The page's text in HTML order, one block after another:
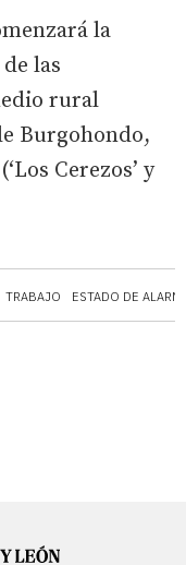
TRABAJO ESTADO DE
la
las
rural
Burgohondo,
Cerezos’ y